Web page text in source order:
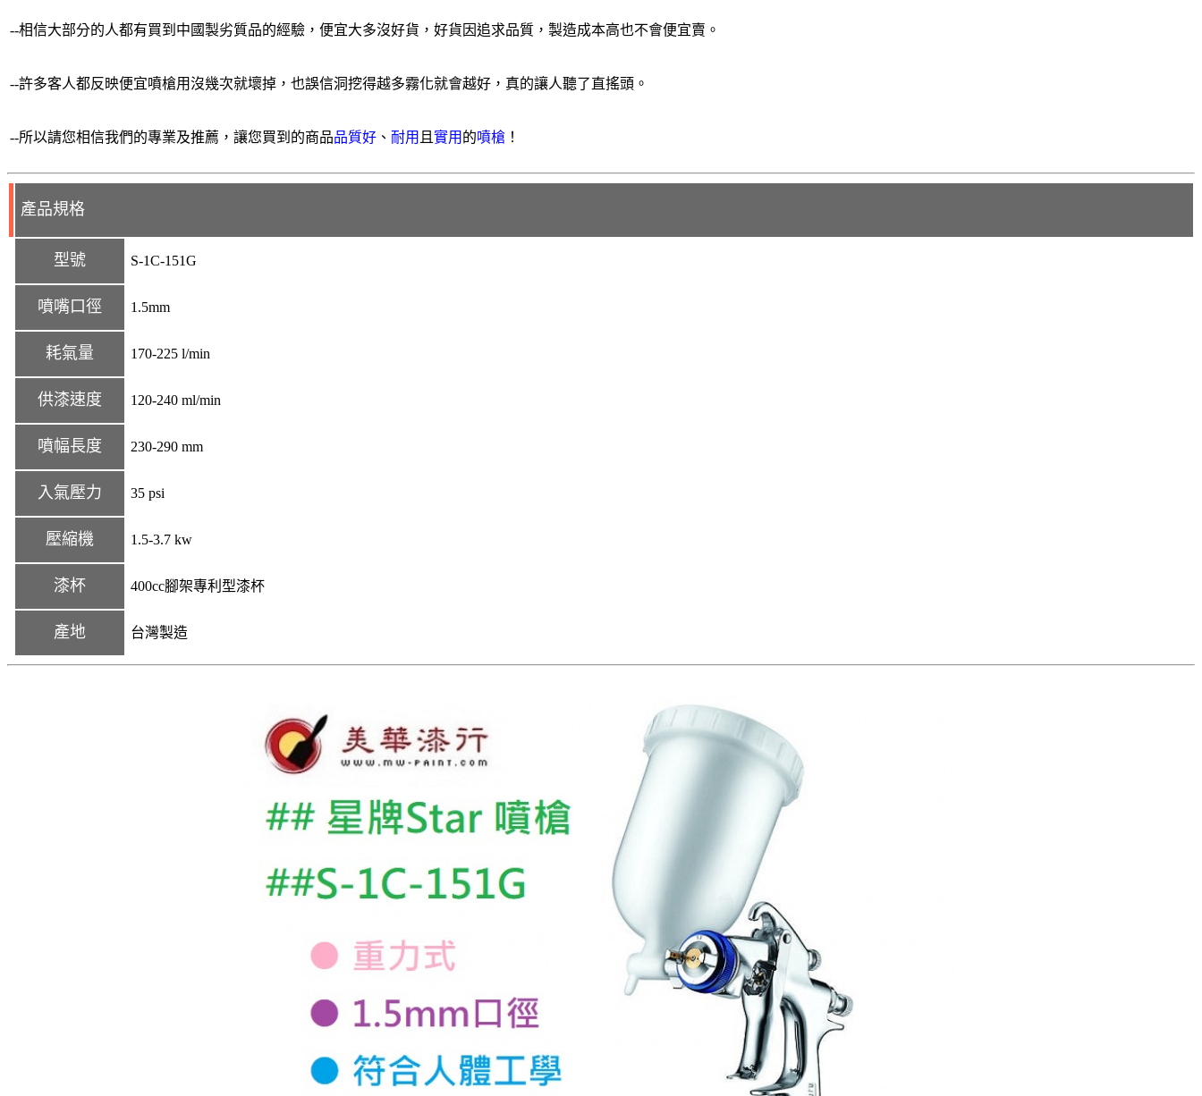
--相信大部分的人都有買到中國製劣質品的經驗 ，便宜大多沒好貨，好貨因追求品質，製造成本高也不會便宜賣。
--許多客人都反映便宜噴槍用沒幾次就壞掉，也誤信洞挖得越多霧化就會越好，真的讓人聽了直搖頭。
--所以請您相信我們的專業及推薦，讓您買到的商品品質好 、 耐用 且 實用 的噴槍 ！
產品規格
型號 S-1C-151G
噴嘴口徑 1.5mm
耗氣量 170-225 l/min
供漆速度 120-240 ml/min
噴幅長度 230-290 mm
入氣壓力 35 psi
壓縮機 1.5-3.7 kw
漆杯 400cc腳架專利型漆杯
產地 台灣製造